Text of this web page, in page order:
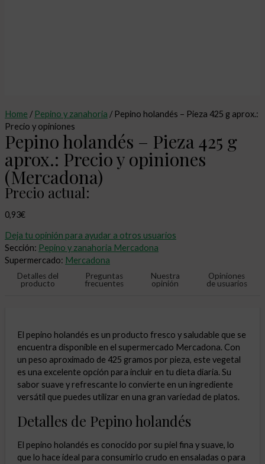
Home / Pepino y zanahoria / Pepino holandés – Pieza 425 g aprox.:
Precio y opiniones
Pepino holandés – Pieza 425 g
aprox.: Precio y opiniones
(Mercadona)
Precio actual:
0,93€
Deja tu opinión para ayudar a otros usuarios
Sección: Pepino y zanahoria Mercadona
Supermercado: Mercadona
Detalles del
producto
Preguntas
frecuentes
Nuestra
opinión
Opiniones
de usuarios
El pepino holandés es un producto fresco y saludable que se
encuentra disponible en el supermercado Mercadona. Con
un peso aproximado de 425 gramos por pieza, este vegetal
es una excelente opción para incluir en tu dieta diaria. Su
sabor suave y refrescante lo convierte en un ingrediente
versátil que puedes utilizar en una gran variedad de platos.
Detalles de Pepino holandés
El pepino holandés es conocido por su piel fina y suave, lo
que lo hace ideal para consumirlo crudo en ensaladas o para